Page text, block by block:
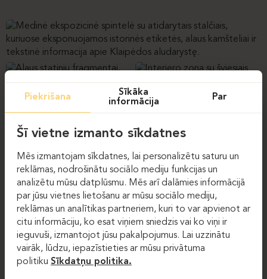
+3
Piekrišana
Sīkāka
informācija
Par
Šī vietne izmanto sīkdatnes
Mēs izmantojam sīkdatnes, lai personalizētu saturu un
reklāmas, nodrošinātu sociālo mediju funkcijas un
analizētu mūsu datplūsmu. Mēs arī dalāmies informācijā
par jūsu vietnes lietošanu ar mūsu sociālo mediju,
reklāmas un analītikas partneriem, kuri to var apvienot ar
citu informāciju, ko esat viņiem sniedzis vai ko viņi ir
ieguvuši, izmantojot jūsu pakalpojumus. Lai uzzinātu
vairāk, lūdzu, iepazīstieties ar mūsu privātuma
politiku Sīkdatņu politika.